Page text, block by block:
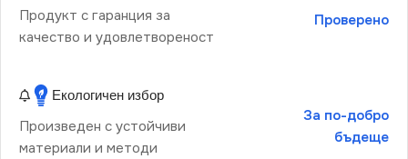
Продукт с гаранция за
качество и удовлетвореност
Проверено
Екологичен избор
Произведен с устойчиви
материали и методи
За по-добро
бъдеще